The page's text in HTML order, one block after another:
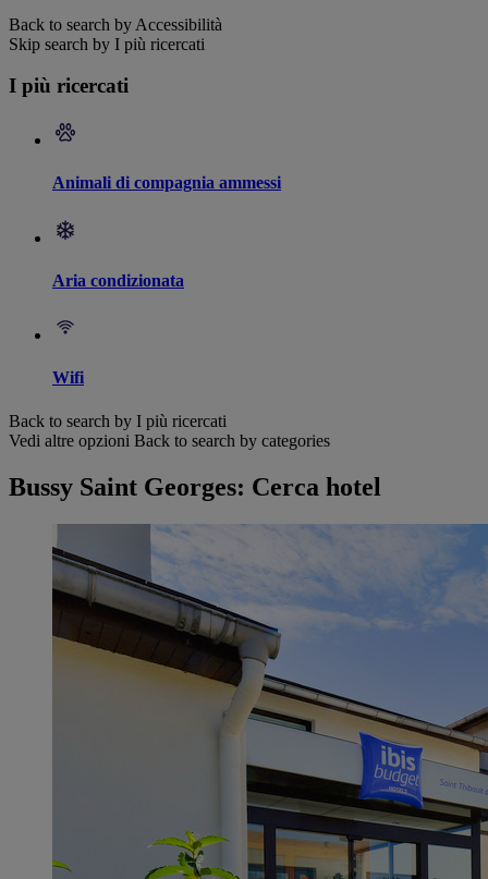
Back to search by Accessibilità
Skip search by I più ricercati
I più ricercati
Animali di compagnia ammessi
Aria condizionata
Wifi
Back to search by I più ricercati
Vedi altre opzioni Back to search by categories
Bussy Saint Georges: Cerca hotel